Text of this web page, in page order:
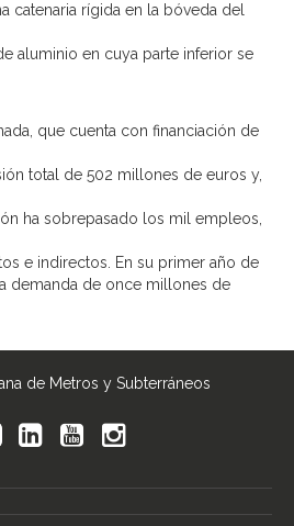
catenaria rígida en la bóveda del
aluminio en cuya parte inferior se
que cuenta con financiación de
total de 502 millones de euros y,
ha sobrepasado los mil empleos,
e indirectos. En su primer año de
demanda de once millones de
de Metros y Subterráneos